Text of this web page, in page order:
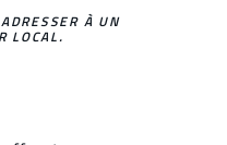
À UN
LOCAL.